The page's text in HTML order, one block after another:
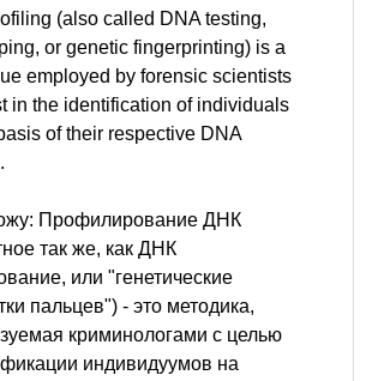
(also called DNA testing,
or genetic fingerprinting) is a
employed by forensic scientists
in the identification of individuals
of their respective DNA
Профилирование ДНК
так же, как ДНК
или "генетические
пальцев") - это методика,
криминологами с целью
индивидуумов на